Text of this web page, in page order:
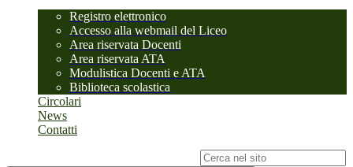
Registro elettronico
Accesso alla webmail del Liceo
Area riservata Docenti
Area riservata ATA
Modulistica Docenti e ATA
Biblioteca scolastica
Circolari
News
Contatti